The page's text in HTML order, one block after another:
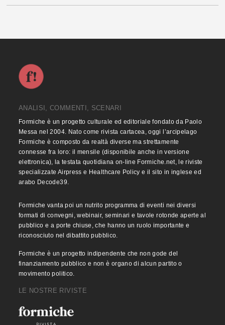
ANALISI, COMMENTI, SCENARI
Formiche è un progetto culturale ed editoriale fondato da Paolo
Messa nel 2004. Nato come rivista cartacea, oggi l’arcipelago
Formiche è composto da realtà diverse ma strettamente
connesse fra loro: il mensile (disponibile anche in versione
elettronica), la testata quotidiana on-line Formiche.net, le riviste
specializzate Airpress e Healthcare Policy e il sito in inglese ed
arabo Decode39.
Formiche vanta poi un nutrito programma di eventi nei diversi
formati di convegni, webinair, seminari e tavole rotonde aperte al
pubblico e a porte chiuse, che hanno un ruolo importante e
riconosciuto nel dibattito pubblico.
Formiche è un progetto indipendente che non gode del
finanziamento pubblico e non è organo di alcun partito o
movimento politico.
LE NOSTRE RIVISTE